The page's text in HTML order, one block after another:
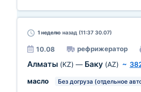
1 неделю назад (11:37 30.07)
10.08 рефрижератор
Алматы (KZ) — Баку (AZ) ~
масло
Без догруза (отдельное